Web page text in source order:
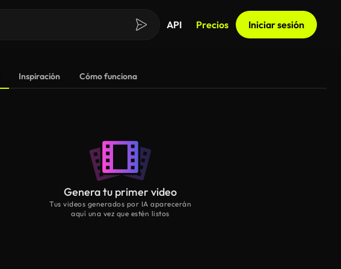
API Precios Iniciar sesión
Inspiración Cómo funciona
Genera tu primer video
Tus videos generados por IA aparecerán
aquí una vez que estén listos